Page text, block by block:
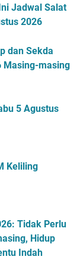
Jadwal Salat
2026
dan Sekda
Masing-masing
5 Agustus
Keliling
Tidak Perlu
Hidup
Indah